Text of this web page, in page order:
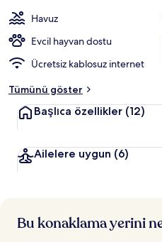
Havuz
Evcil hayvan dostu
Ücretsiz kablosuz internet
Tümünü göster
Başlıca özellikler (12)
Ailelere uygun (6)
Bu konaklama yerini